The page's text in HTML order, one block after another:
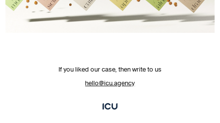
If you liked our case, then write to us
hello@icu.agency